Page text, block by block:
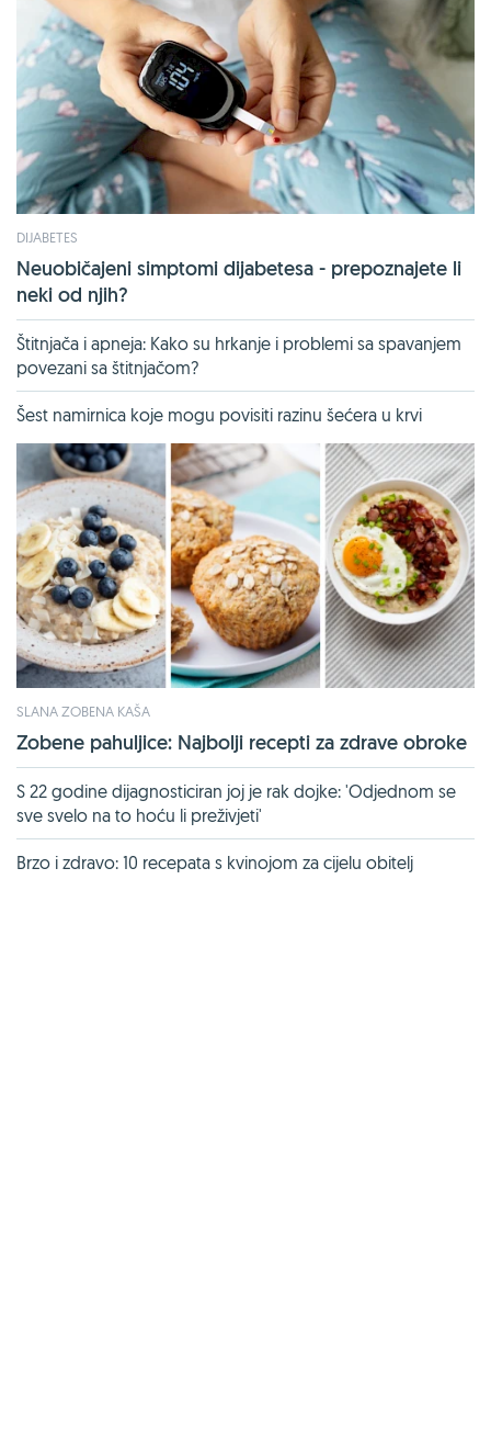
DIJABETES
Neuobičajeni simptomi dijabetesa - prepoznajete li
neki od njih?
Štitnjača i apneja: Kako su hrkanje i problemi sa spavanjem
povezani sa štitnjačom?
Šest namirnica koje mogu povisiti razinu šećera u krvi
SLANA ZOBENA KAŠA
Zobene pahuljice: Najbolji recepti za zdrave obroke
S 22 godine dijagnosticiran joj je rak dojke: 'Odjednom se
sve svelo na to hoću li preživjeti'
Brzo i zdravo: 10 recepata s kvinojom za cijelu obitelj